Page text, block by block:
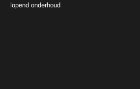
lopend onderhoud